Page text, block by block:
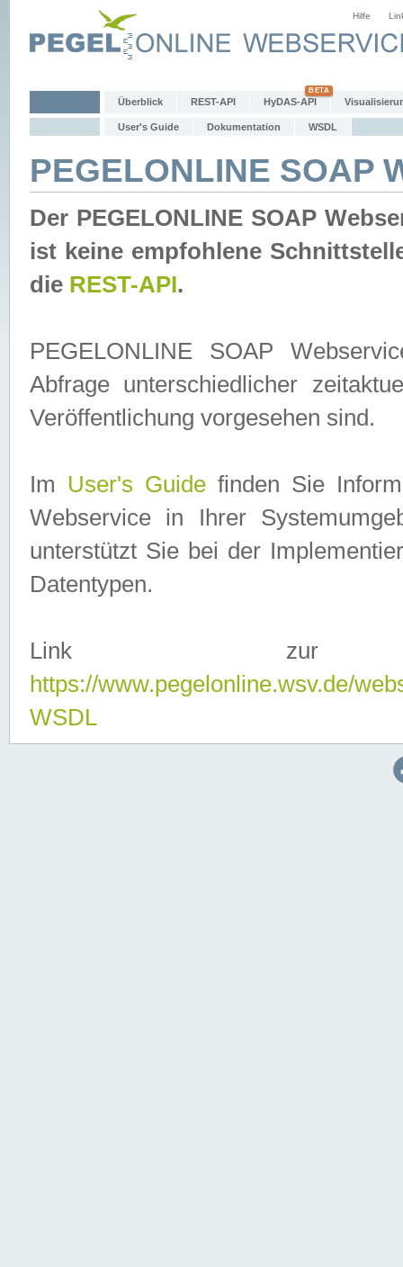
Hilfe
Überblick REST-API HyDAS-API
User's Guide Dokumentation WSDL
PEGELONLINE SOAP
Der PEGELONLINE SOAP
ist keine empfohlene
die REST-API.
PEGELONLINE SOAP
Abfrage unterschiedlicher
Veröffentlichung vorgesehen sind.
Im User's Guidefinden Sie
Webservice in Ihrer
unterstützt Sie bei der
Datentypen.
Link zur
https://www.pegelonline.wsv.de/
WSDL